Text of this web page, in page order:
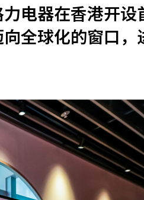
StartmeupHK
电器在香港开
全球化的窗口，